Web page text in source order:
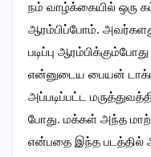
நம் வாழ்க்கையில் ஒரு
ஆரம்பிப்போம். அவர்களது
படிப்பு
என்னுடைய பையன்
அப்படிப்பட்ட
போது. மக்கள் அந்த
என்பதை இந்த படத்தில்